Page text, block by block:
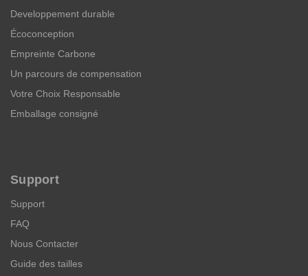
Developpement durable
Écoconception
Empreinte Carbone
Un parcours de compensation
Votre Choix Responsable
Emballage consigné
Support
Support
FAQ
Nous Contacter
Guide des tailles